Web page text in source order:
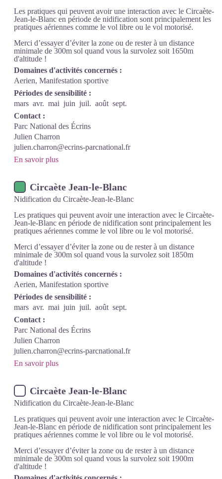
Les pratiques qui peuvent avoir une interaction avec le Circaète-
Jean-le-Blanc en période de nidification sont principalement les
pratiques aériennes comme le vol libre ou le vol motorisé.
Merci d’essayer d’éviter la zone ou de rester à un distance
minimale de 300m sol quand vous la survolez soit 1650m
d'altitude !
Domaines d'activités concernés :
Aerien, Manifestation sportive
Périodes de sensibilité :
mars avr. mai juin juil. août sept.
Contact :
Parc National des Écrins
Julien Charron
julien.charron@ecrins-parcnational.fr
En savoir plus
Circaète Jean-le-Blanc
Nidification du Circaète-Jean-le-Blanc
Les pratiques qui peuvent avoir une interaction avec le Circaète-
Jean-le-Blanc en période de nidification sont principalement les
pratiques aériennes comme le vol libre ou le vol motorisé.
Merci d’essayer d’éviter la zone ou de rester à un distance
minimale de 300m sol quand vous la survolez soit 1850m
d'altitude !
Domaines d'activités concernés :
Aerien, Manifestation sportive
Périodes de sensibilité :
mars avr. mai juin juil. août sept.
Contact :
Parc National des Écrins
Julien Charron
julien.charron@ecrins-parcnational.fr
En savoir plus
Circaète Jean-le-Blanc
Nidification du Circaète-Jean-le-Blanc
Les pratiques qui peuvent avoir une interaction avec le Circaète-
Jean-le-Blanc en période de nidification sont principalement les
pratiques aériennes comme le vol libre ou le vol motorisé.
Merci d’essayer d’éviter la zone ou de rester à un distance
minimale de 300m sol quand vous la survolez soit 1900m
d'altitude !